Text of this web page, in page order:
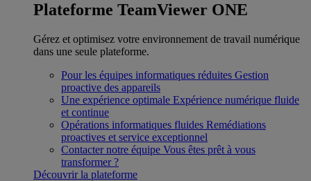
Plateforme TeamViewer ONE
Gérez et optimisez votre environnement de travail numérique
dans une seule plateforme.
Pour les équipes informatiques réduites Gestion
proactive des appareils
Une expérience optimale Expérience numérique fluide
et continue
Opérations informatiques fluides Remédiations
proactives et service exceptionnel
Contacter notre équipe Vous êtes prêt à vous
transformer ?
Découvrir la plateforme